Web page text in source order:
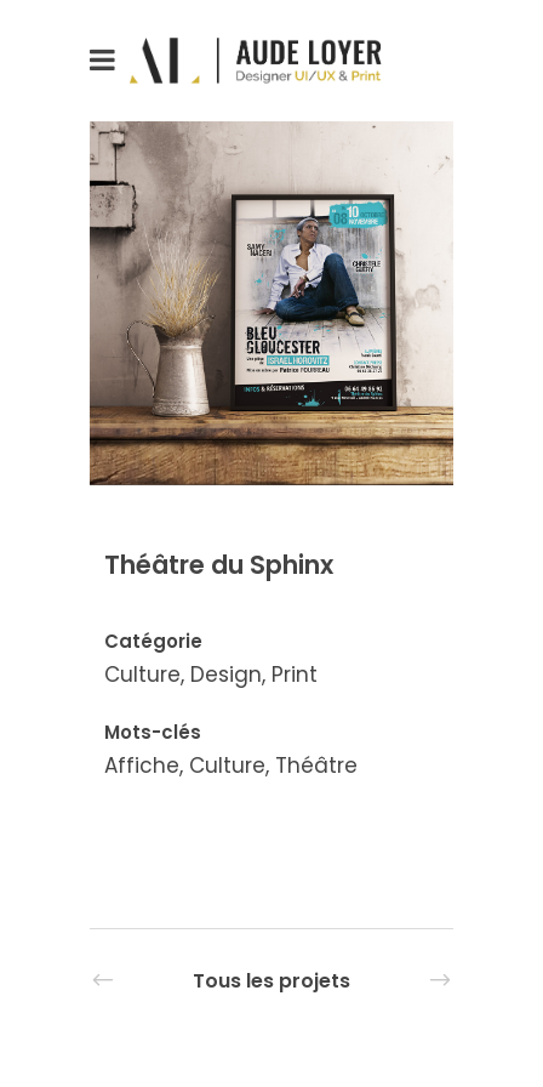
Théâtre du Sphinx
Catégorie
Culture, Design, Print
Mots-clés
Affiche, Culture, Théâtre
Tous les projets